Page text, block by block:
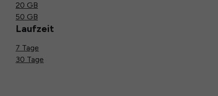
20 GB
50 GB
Laufzeit
7 Tage
30 Tage